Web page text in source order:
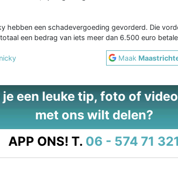
hebben een schadevergoeding gevorderd. Die
een bedrag van iets meer dan 6.500 euro
nicky Maak
je een leuke tip, foto of
met ons wilt delen?
APP ONS! T. 06 - 574 71 321